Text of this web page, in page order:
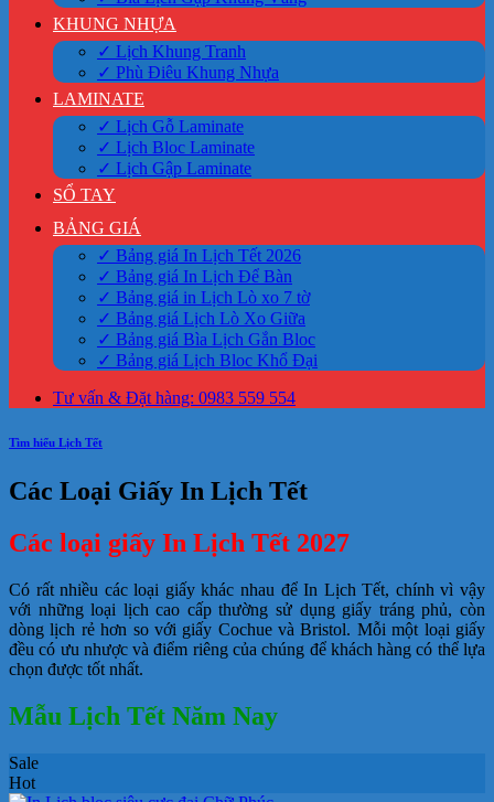
KHUNG NHỰA
✓ Lịch Khung Tranh
✓ Phù Điêu Khung Nhựa
LAMINATE
✓ Lịch Gỗ Laminate
✓ Lịch Bloc Laminate
✓ Lịch Gập Laminate
SỔ TAY
BẢNG GIÁ
✓ Bảng giá In Lịch Tết 2026
✓ Bảng giá In Lịch Để Bàn
✓ Bảng giá in Lịch Lò xo 7 tờ
✓ Bảng giá Lịch Lò Xo Giữa
✓ Bảng giá Bìa Lịch Gắn Bloc
✓ Bảng giá Lịch Bloc Khổ Đại
Tư vấn & Đặt hàng: 0983 559 554
Tìm hiểu Lịch Tết
Các Loại Giấy In Lịch Tết
Các loại giấy In Lịch Tết 2027
Có rất nhiều các loại giấy khác nhau để In Lịch Tết, chính vì vậy
với những loại lịch cao cấp thường sử dụng giấy tráng phủ, còn
dòng lịch rẻ hơn so với giấy Cochue và Bristol. Mỗi một loại giấy
đều có ưu nhược và điểm riêng của chúng để khách hàng có thể lựa
chọn được tốt nhất.
Mẫu Lịch Tết Năm Nay
Sale
Hot